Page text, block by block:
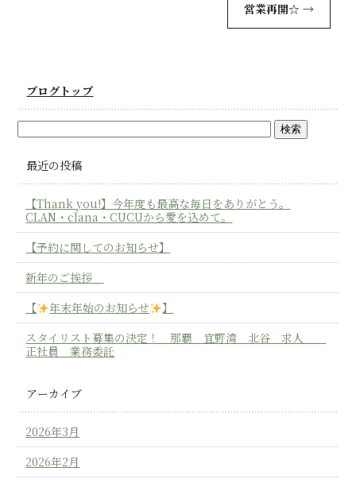
営業再開☆ →
ブログトップ
最近の投稿
【Thank you!】今年度も最高な毎日をありがとう。
CLAN・clana・CUCUから愛を込めて。
【予約に関してのお知らせ】
新年のご挨拶
【
年末年始のお知らせ
】
スタイリスト募集の決定！ 那覇 宜野湾 北谷 求人
正社員 業務委託
アーカイブ
2026年3月
2026年2月